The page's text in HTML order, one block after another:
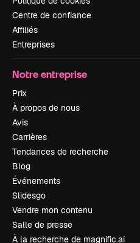
Centre de confiance
Affiliés
Entreprises
Notre entreprise
Prix
À propos de nous
Avis
Carrières
Tendances de recherche
Blog
Événements
Slidesgo
Vendre mon contenu
Salle de presse
À la recherche de magnific.ai